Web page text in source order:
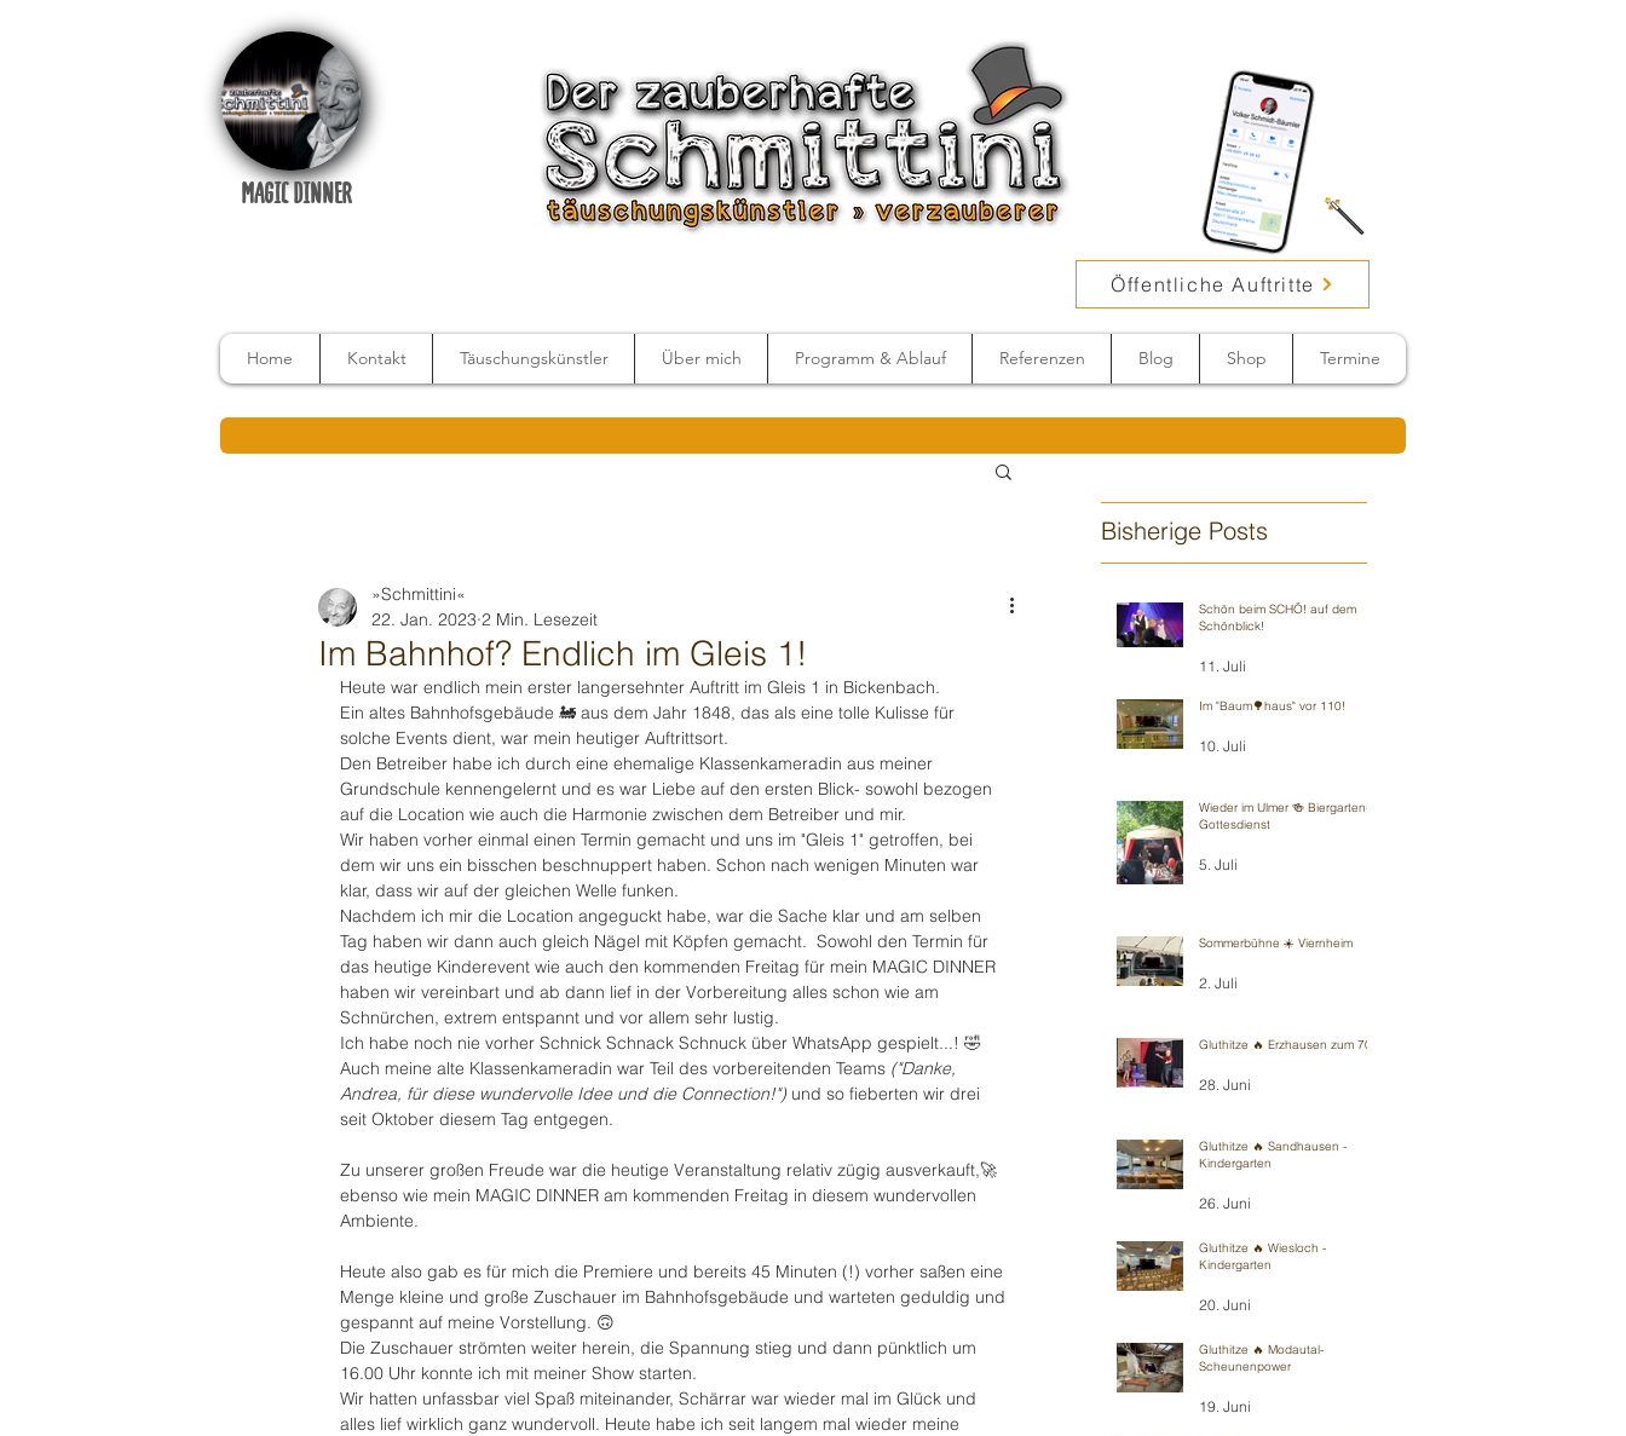
MAGIC DINNER
Öffentliche Auftritte
Home Kontakt Täuschungskünstler Über mich Programm & Ablauf Referenzen Blog Shop Termine
Im Bahnhof? Endlich im Gleis 1!
»Schmittini«
22. Jan. 2023 2 Min. Lesezeit
Heute war endlich mein erster langersehnter Auftritt im Gleis 1 in Bickenbach.
Ein altes Bahnhofsgebäude 🚂 aus dem Jahr 1848, das als eine tolle Kulisse für
solche Events dient, war mein heutiger Auftrittsort.
Den Betreiber habe ich durch eine ehemalige Klassenkameradin aus meiner
Grundschule kennengelernt und es war Liebe auf den ersten Blick- sowohl bezogen
auf die Location wie auch die Harmonie zwischen dem Betreiber und mir.
Wir haben vorher einmal einen Termin gemacht und uns im "Gleis 1" getroffen, bei
dem wir uns ein bisschen beschnuppert haben. Schon nach wenigen Minuten war
klar, dass wir auf der gleichen Welle funken.
Nachdem ich mir die Location angeguckt habe, war die Sache klar und am selben
Tag haben wir dann auch gleich Nägel mit Köpfen gemacht.  Sowohl den Termin für
das heutige Kinderevent wie auch den kommenden Freitag für mein MAGIC DINNER
haben wir vereinbart und ab dann lief in der Vorbereitung alles schon wie am
Schnürchen, extrem entspannt und vor allem sehr lustig.
Ich habe noch nie vorher Schnick Schnack Schnuck über WhatsApp gespielt...! 🤣
Auch meine alte Klassenkameradin war Teil des vorbereitenden Teams ("Danke,
Andrea, für diese wundervolle Idee und die Connection!") und so fieberten wir drei
seit Oktober diesem Tag entgegen.
Zu unserer großen Freude war die heutige Veranstaltung relativ zügig ausverkauft,🚀
ebenso wie mein MAGIC DINNER am kommenden Freitag in diesem wundervollen
Ambiente.
Heute also gab es für mich die Premiere und bereits 45 Minuten (!) vorher saßen eine
Menge kleine und große Zuschauer im Bahnhofsgebäude und warteten geduldig und
gespannt auf meine Vorstellung. 🙃
Die Zuschauer strömten weiter herein, die Spannung stieg und dann pünktlich um
16.00 Uhr konnte ich mit meiner Show starten.
Wir hatten unfassbar viel Spaß miteinander, Schärrar war wieder mal im Glück und
alles lief wirklich ganz wundervoll. Heute habe ich seit langem mal wieder meine
Bisherige Posts
Schön beim SCHÖ! auf dem
Schönblick!
11. Juli
Im "Baum🌳haus" vor 110!
10. Juli
Wieder im Ulmer 🍻 Biergarten-
Gottesdienst
5. Juli
Sommerbühne ☀️ Viernheim
2. Juli
Gluthitze 🔥 Erzhausen zum 70.
28. Juni
Gluthitze 🔥 Sandhausen -
Kindergarten
26. Juni
Gluthitze 🔥 Wiesloch -
Kindergarten
20. Juni
Gluthitze 🔥 Modautal-
Scheunenpower
19. Juni